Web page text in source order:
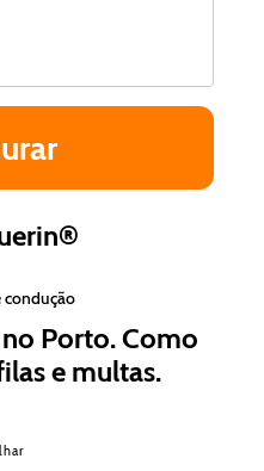
condução
Porto. Como
e multas.